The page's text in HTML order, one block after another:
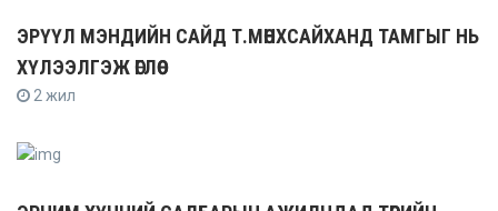
ЭРҮҮЛ МЭНДИЙН САЙД Т.МӨНХСАЙХАНД ТАМГЫГ НЬ
ХҮЛЭЭЛГЭЖ ӨГЛӨӨ
2 жил